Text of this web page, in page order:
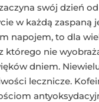
swój dzień
w każdą zaspaną
napojem, to dla
którego nie
dniem.
lecznicze.